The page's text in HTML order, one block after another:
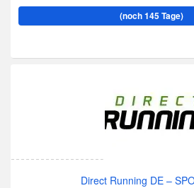
(noch 145 Tage)
Direct Running DE –